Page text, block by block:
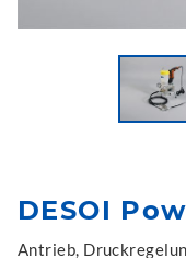
DESOI
Antrieb,